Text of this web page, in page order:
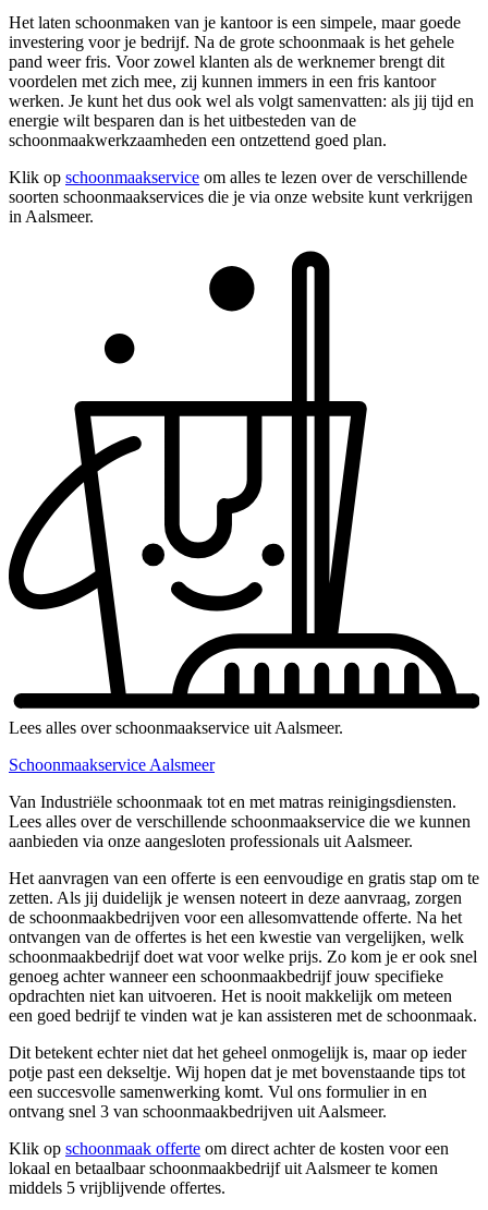
Het laten schoonmaken van je kantoor is een simpele, maar goede
investering voor je bedrijf. Na de grote schoonmaak is het gehele
pand weer fris. Voor zowel klanten als de werknemer brengt dit
voordelen met zich mee, zij kunnen immers in een fris kantoor
werken. Je kunt het dus ook wel als volgt samenvatten: als jij tijd en
energie wilt besparen dan is het uitbesteden van de
schoonmaakwerkzaamheden een ontzettend goed plan.
Klik op schoonmaakservice om alles te lezen over de verschillende
soorten schoonmaakservices die je via onze website kunt verkrijgen
in Aalsmeer.
Lees alles over schoonmaakservice uit Aalsmeer.
Schoonmaakservice Aalsmeer
Van Industriële schoonmaak tot en met matras reinigingsdiensten.
Lees alles over de verschillende schoonmaakservice die we kunnen
aanbieden via onze aangesloten professionals uit Aalsmeer.
Het aanvragen van een offerte is een eenvoudige en gratis stap om te
zetten. Als jij duidelijk je wensen noteert in deze aanvraag, zorgen
de schoonmaakbedrijven voor een allesomvattende offerte. Na het
ontvangen van de offertes is het een kwestie van vergelijken, welk
schoonmaakbedrijf doet wat voor welke prijs. Zo kom je er ook snel
genoeg achter wanneer een schoonmaakbedrijf jouw specifieke
opdrachten niet kan uitvoeren. Het is nooit makkelijk om meteen
een goed bedrijf te vinden wat je kan assisteren met de schoonmaak.
Dit betekent echter niet dat het geheel onmogelijk is, maar op ieder
potje past een dekseltje. Wij hopen dat je met bovenstaande tips tot
een succesvolle samenwerking komt. Vul ons formulier in en
ontvang snel 3 van schoonmaakbedrijven uit Aalsmeer.
Klik op schoonmaak offerte om direct achter de kosten voor een
lokaal en betaalbaar schoonmaakbedrijf uit Aalsmeer te komen
middels 5 vrijblijvende offertes.